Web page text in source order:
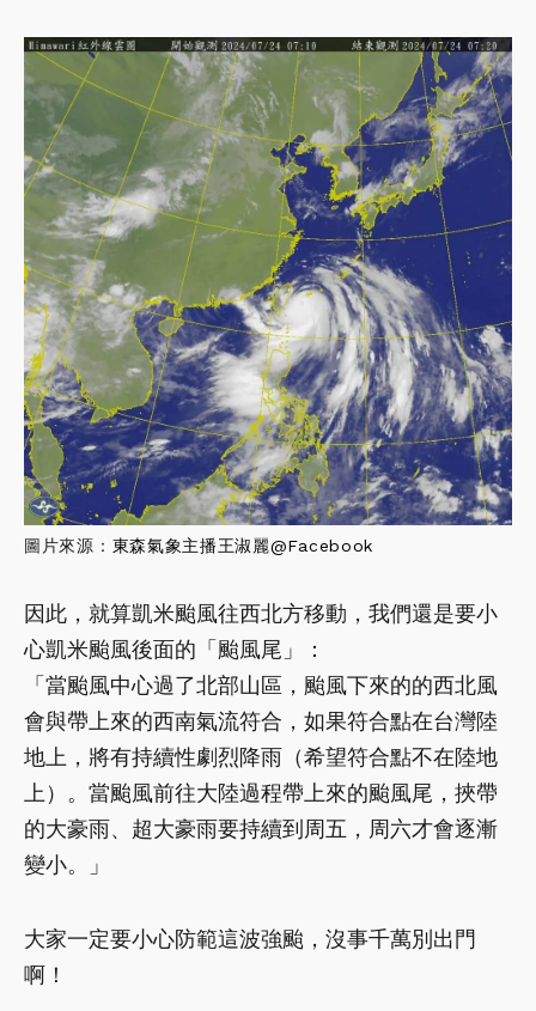
圖片來源： 東森氣象主播王淑麗@Facebook
因此，就算凱米颱風往西北方移動，我們還是要小
心凱米颱風後面的「颱風尾」：
「當颱風中心過了北部山區，颱風下來的的西北風
會與帶上來的西南氣流符合，如果符合點在台灣陸
地上，將有持續性劇烈降雨（希望符合點不在陸地
上）。當颱風前往大陸過程帶上來的颱風尾，挾帶
的大豪雨、超大豪雨要持續到周五，周六才會逐漸
變小。」
大家一定要小心防範這波強颱，沒事千萬別出門
啊！